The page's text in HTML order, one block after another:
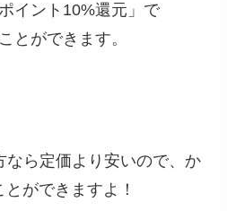
イント10%還元 」で
とができます。
なら定価より安いので、か
ができますよ！